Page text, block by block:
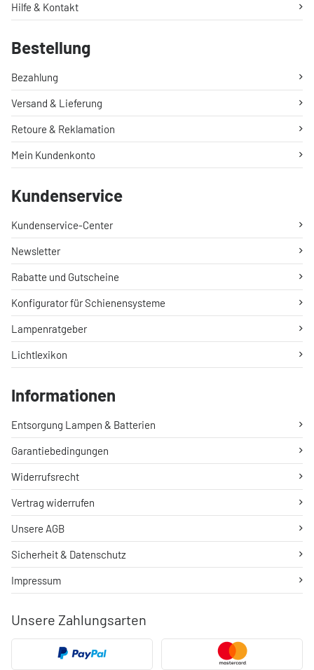
Unsere Zahlungsarten
Hilfe & Kontakt
Bestellung
Bezahlung
Versand & Lieferung
Retoure & Reklamation
Mein Kundenkonto
Kundenservice
Kundenservice-Center
Newsletter
Rabatte und Gutscheine
Konfigurator für Schienensysteme
Lampenratgeber
Lichtlexikon
Informationen
Entsorgung Lampen & Batterien
Garantiebedingungen
Widerrufsrecht
Vertrag widerrufen
Unsere AGB
Sicherheit & Datenschutz
Impressum